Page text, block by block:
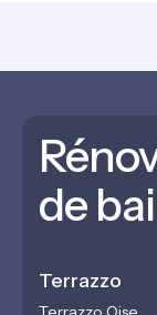
de
Terrazzo